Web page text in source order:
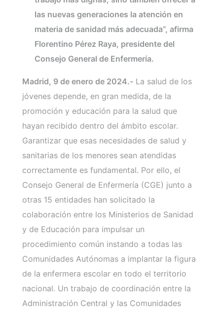
las nuevas generaciones la atención en
materia de sanidad más adecuada”, afirma
Florentino Pérez Raya, presidente del
Consejo General de Enfermería.
Madrid, 9 de enero de 2024.- La salud de los
jóvenes depende, en gran medida, de la
promoción y educación para la salud que
hayan recibido dentro del ámbito escolar.
Garantizar que esas necesidades de salud y
sanitarias de los menores sean atendidas
correctamente es fundamental. Por ello, el
Consejo General de Enfermería (CGE) junto a
otras 15 entidades han solicitado la
colaboración entre los Ministerios de Sanidad
y de Educación para impulsar un
procedimiento común instando a todas las
Comunidades Autónomas a implantar la figura
de la enfermera escolar en todo el territorio
nacional. Un trabajo de coordinación entre la
Administración Central y las Comunidades